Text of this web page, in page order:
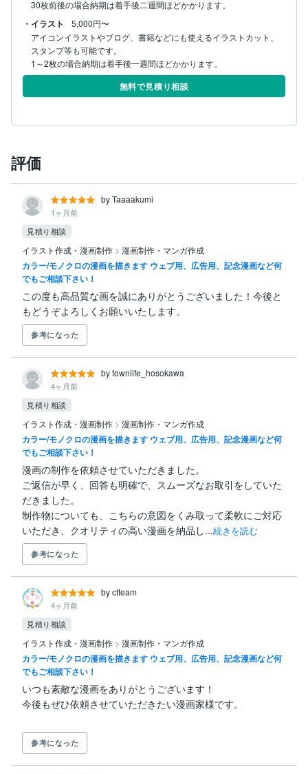
30枚前後の場合納期は着手後二週間ほどかかります。
・イラスト
5,000円〜
アイコンイラストやブログ、書籍などにも使えるイラストカット、
スタンプ等も可能です。
1～2枚の場合納期は着手後一週間ほどかかります。
無料で見積り相談
評価
by Taaaakumi
1ヶ月前
見積り相談
イラスト作成・漫画制作 > 漫画制作・マンガ作成
カラー/モノクロの漫画を描きます ウェブ用、広告用、記念漫画など何
でもご相談下さい！
この度も高品質な画を誠にありがとうございました！今後と
もどうぞよろしくお願いいたします。
参考になった
by townlife_hosokawa
4ヶ月前
見積り相談
イラスト作成・漫画制作 > 漫画制作・マンガ作成
カラー/モノクロの漫画を描きます ウェブ用、広告用、記念漫画など何
でもご相談下さい！
漫画の制作を依頼させていただきました。
ご返信が早く、回答も明確で、スムーズなお取引をしていた
だきました。
制作物についても、こちらの意図をくみ取って柔軟にご対応
いただき、クオリティの高い漫画を納品し...続きを読む
参考になった
by ctteam
4ヶ月前
見積り相談
イラスト作成・漫画制作 > 漫画制作・マンガ作成
カラー/モノクロの漫画を描きます ウェブ用、広告用、記念漫画など何
でもご相談下さい！
いつも素敵な漫画をありがとうございます！
参考になった